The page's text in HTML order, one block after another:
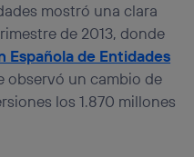
mostró una clara
de 2013, donde
Española de Entidades
observó un cambio de
los 1.870 millones